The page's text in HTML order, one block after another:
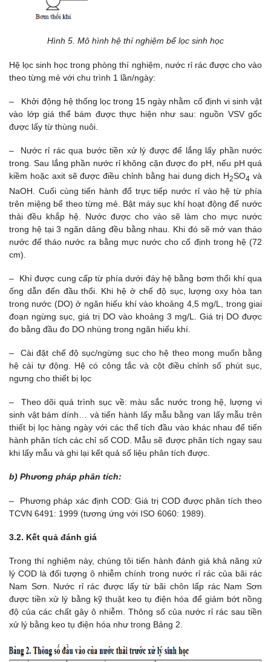
Hình 5. Mô hình hệ thí nghiệm bể lọc sinh học
Hệ lọc sinh học trong phòng thí nghiệm, nước rỉ rác được cho vào
theo từng mẻ với chu trình 1 lần/ngày:
– Khởi động hệ thống lọc trong 15 ngày nhằm cố định vi sinh vật
vào lớp giá thể bám được thực hiện như sau: nguồn VSV gốc
được lấy từ thùng nuôi.
– Nước rỉ rác qua bước tiền xử lý được để lắng lấy phần nước
trong. Sau lắng phần nước rỉ không cặn được đo pH, nếu pH quá
kiềm hoặc axit sẽ được điều chỉnh bằng hai dung dịch H2SO4 và
NaOH. Cuối cùng tiến hành đổ trực tiếp nước rỉ vào hệ từ phía
trên miệng bể theo từng mẻ. Bật máy sục khí hoạt động để nước
thải đều khắp hệ. Nước được cho vào sẽ làm cho mực nước
trong hệ tại 3 ngăn dâng đều bằng nhau. Khi đó sẽ mở van tháo
nước để tháo nước ra bằng mực nước cho cố định trong hệ (72
cm).
– Khí được cung cấp từ phía dưới đáy hệ bằng bơm thổi khí qua
ống dẫn đến đầu thổi. Khi hệ ở chế độ sục, lượng oxy hòa tan
trong nước (DO) ở ngăn hiếu khí vào khoảng 4,5 mg/L, trong giai
đoạn ngừng sục, giá trị DO vào khoảng 3 mg/L. Giá trị DO được
đo bằng đầu đo DO nhúng trong ngăn hiếu khí.
– Cài đặt chế độ sục/ngừng sục cho hệ theo mong muốn bằng
hệ cài tự động. Hệ có công tắc và cột điều chỉnh số phút sục,
ngưng cho thiết bị lọc
– Theo dõi quá trình sục về: màu sắc nước trong hệ, lượng vi
sinh vật bám dính… và tiến hành lấy mẫu bằng van lấy mẫu trên
thiết bị lọc hàng ngày với các thể tích đầu vào khác nhau để tiến
hành phân tích các chỉ số COD. Mẫu sẽ được phân tích ngay sau
khi lấy mẫu và ghi lại kết quả số liệu phân tích được.
b) Phương pháp phân tích:
– Phương pháp xác định COD: Giá trị COD được phân tích theo
TCVN 6491: 1999 (tương ứng với ISO 6060: 1989).
3.2. Kết quả đánh giá
Trong thí nghiệm này, chúng tôi tiến hành đánh giá khả năng xử
lý COD là đối tượng ô nhiễm chính trong nước rỉ rác của bãi rác
Nam Sơn. Nước rỉ rác được lấy từ bãi chôn lấp rác Nam Sơn
được tiền xử lý bằng kỹ thuật keo tụ điện hóa để giảm bớt nồng
độ của các chất gây ô nhiễm. Thông số của nước rỉ rác sau tiền
xử lý bằng keo tụ điện hóa như trong Bảng 2.